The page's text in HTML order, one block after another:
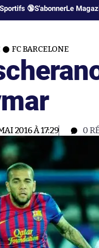
🔞S'abonnerLe
FC BARCELONE
2016 À 17:29 0